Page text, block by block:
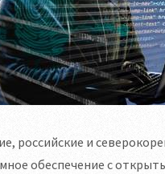
российские и
обеспечение с